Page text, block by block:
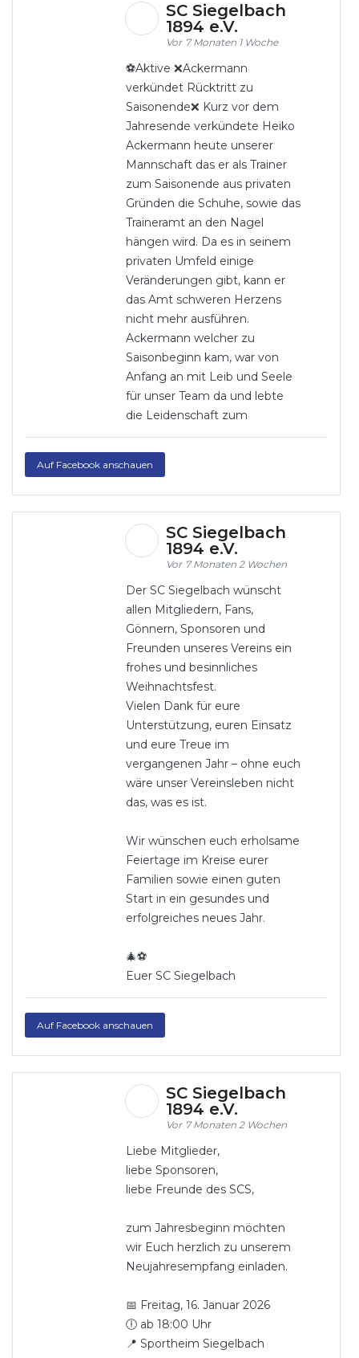
SC Siegelbach
1894 e.V.
7 Monaten 1 Woche
⚽Aktive ❌Ackermann
verkündet Rücktritt zu
Saisonende❌ Kurz vor dem
Jahresende verkündete Heiko
Ackermann heute unserer
Mannschaft das er als Trainer
zum Saisonende aus privaten
Gründen die Schuhe, sowie das
Traineramt an den Nagel
hängen wird. Da es in seinem
privaten Umfeld einige
Veränderungen gibt, kann er
das Amt schweren Herzens
nicht mehr ausführen.
Ackermann welcher zu
Saisonbeginn kam, war von
Anfang an mit Leib und Seele
für unser Team da und lebte
die Leidenschaft zum
Auf Facebook anschauen
SC Siegelbach
1894 e.V.
7 Monaten 2 Wochen
Der SC Siegelbach wünscht
allen Mitgliedern, Fans,
Gönnern, Sponsoren und
Freunden unseres Vereins ein
frohes und besinnliches
Weihnachtsfest.
Vielen Dank für eure
Unterstützung, euren Einsatz
und eure Treue im
vergangenen Jahr – ohne euch
wäre unser Vereinsleben nicht
das, was es ist.
Wir wünschen euch erholsame
Feiertage im Kreise eurer
Familien sowie einen guten
Start in ein gesundes und
erfolgreiches neues Jahr.
🎄⚽
Euer SC Siegelbach
Auf Facebook anschauen
SC Siegelbach
1894 e.V.
7 Monaten 2 Wochen
Liebe Mitglieder,
liebe Sponsoren,
liebe Freunde des SCS,
zum Jahresbeginn möchten
wir Euch herzlich zu unserem
Neujahresempfang einladen.
📅 Freitag, 16. Januar 2026
🕕 ab 18:00 Uhr
📍 Sportheim Siegelbach